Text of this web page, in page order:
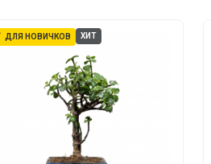
ДЛЯ НОВИЧКОВ ХИТ